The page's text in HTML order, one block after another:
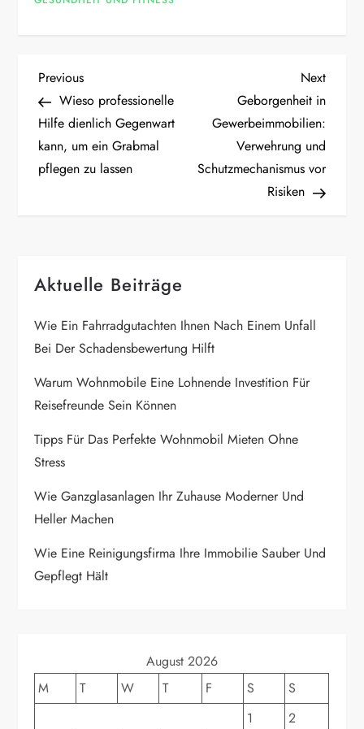
P
o
s
a
v
i
g
a
t
i
o
n
Previous
Post
Previous
Wieso professionelle
Hilfe dienlich Gegenwart
kann, um ein Grabmal
pflegen zu lassen
Next
Post
Next
Geborgenheit in
Gewerbeimmobilien:
Verwehrung und
Schutzmechanismus vor
Risiken
Aktuelle Beiträge
Wie Ein Fahrradgutachten Ihnen Nach Einem Unfall
Bei Der Schadensbewertung Hilft
Warum Wohnmobile Eine Lohnende Investition Für
Reisefreunde Sein Können
Tipps Für Das Perfekte Wohnmobil Mieten Ohne
Stress
Wie Ganzglasanlagen Ihr Zuhause Moderner Und
Heller Machen
Wie Eine Reinigungsfirma Ihre Immobilie Sauber Und
Gepflegt Hält
August 2026
M
T W T F S
S
1
2